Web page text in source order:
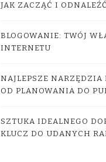
JAK ZACZĄĆ I
BLOGOWANIE: TWÓJ
INTERNETU
NAJLEPSZE NARZĘDZIA
OD PLANOWANIA DO
SZTUKA IDEALNEGO
KLUCZ DO UDANYCH